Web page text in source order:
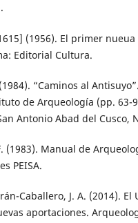
(1956). El primer
Editorial Cultura.
“Caminos al
de Arqueología (pp. 63-
Antonio Abad del Cusco,
(1983). Manual de
PEISA.
Caballero, J. A. (2014). El
aportaciones.